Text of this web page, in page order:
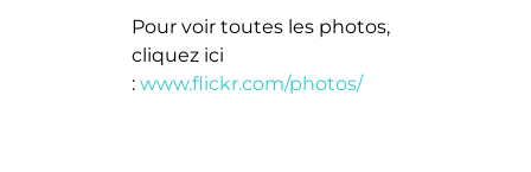
Pour voir toutes les photos,
cliquez ici
: www.flickr.com/photos/